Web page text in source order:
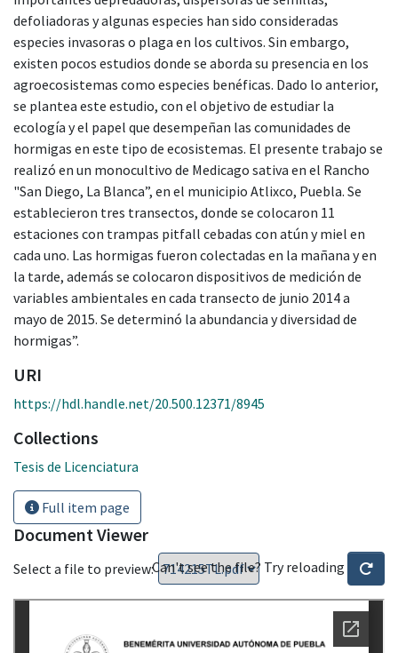
defoliadoras y algunas especies han sido consideradas
especies invasoras o plaga en los cultivos. Sin embargo,
existen pocos estudios donde se aborda su presencia en los
agroecosistemas como especies benéficas. Dado lo anterior,
se plantea este estudio, con el objetivo de estudiar la
ecología y el papel que desempeñan las comunidades de
hormigas en este tipo de ecosistemas. El presente trabajo se
realizó en un monocultivo de Medicago sativa en el Rancho
"San Diego, La Blanca”, en el municipio Atlixco, Puebla. Se
establecieron tres transectos, donde se colocaron 11
estaciones con trampas pitfall cebadas con atún y miel en
cada uno. Las hormigas fueron colectadas en la mañana y en
la tarde, además se colocaron dispositivos de medición de
variables ambientales en cada transecto de junio 2014 a
mayo de 2015. Se determinó la abundancia y diversidad de
hormigas”.
URI
https://hdl.handle.net/20.500.12371/8945
Collections
Tesis de Licenciatura
Full item page
Document Viewer
Select a file to preview:Can't see the file? Try reloading